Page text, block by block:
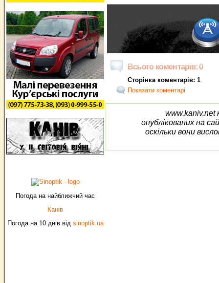
Погода на найближчий час
Канів
Погода на 10 днів від sinoptik.ua
Всього коментарів: 0
Сторінка коментарів: 1
Показати коментарі
www.kaniv.net
опублікованих на
оскільки вони